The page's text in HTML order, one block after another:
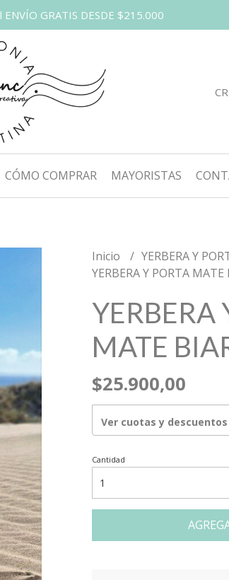
ENVÍO GRATIS DESDE $215.000
CÓMO COMPRAR MAYORISTAS
Inicio
YERBERA Y
YERBERA Y PORTA
YERBERA
MATE
$25.900,00
Ver cuotas y descuentos
Cantidad